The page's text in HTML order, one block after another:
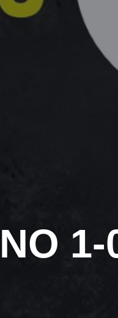
1-